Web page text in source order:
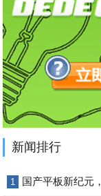
新闻排行
1 国产平板新纪元